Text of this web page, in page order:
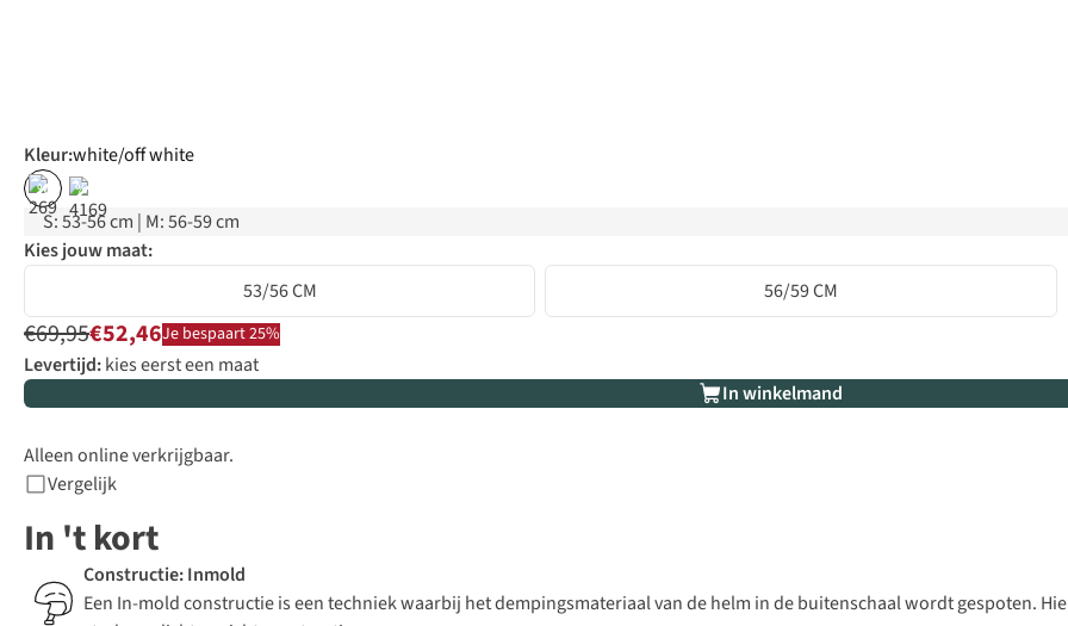
Kleur:white/off white
% %
S: 53-56 cm | M: 56-59 cm
Kies jouw maat:
53/56 CM
56/59 CM
€69,95€52,46Je bespaart 25%
Levertijd:kies eerst een maat
In winkelmand
Alleen online verkrijgbaar.
Vergelijk
In 't kort
Constructie: Inmold
Een In-mold constructie is een techniek waarbij het dempingsmateriaal van de helm in de buitenschaal wordt gespoten.